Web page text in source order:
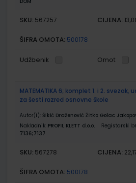
SKU: 567257 CIJENA:
ŠIFRA OMOTA: 500178
Udžbenik Omot
MATEMATIKA 6; komplet 1. i 2.
za šesti razred osnovne škole
Autor(i): Šikić Draženović Žitko Golac
Nakladnik: PROFIL KLETT d.o.o.
Registarski
7136;7137
SKU: 567278 CIJENA:
ŠIFRA OMOTA: 500178